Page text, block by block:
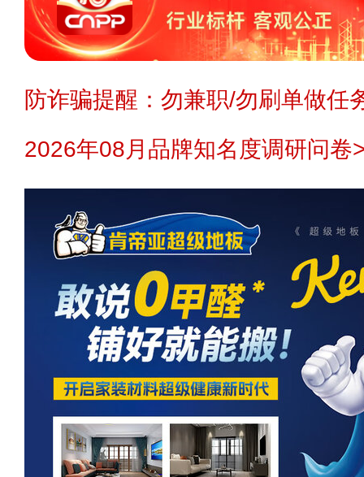
防诈骗提醒：勿兼职/勿刷单做任
2026年08月品牌知名度调研问卷